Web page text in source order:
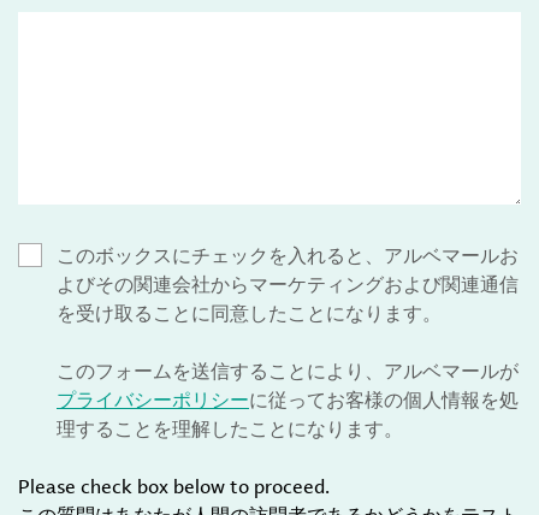
このボックスにチェックを入れると、アルベマールお
よびその関連会社からマーケティングおよび関連通信
を受け取ることに同意したことになります。
このフォームを送信することにより、アルベマールが
プライバシーポリシーに従ってお客様の個人情報を処
理することを理解したことになります。
Please check box below to proceed.